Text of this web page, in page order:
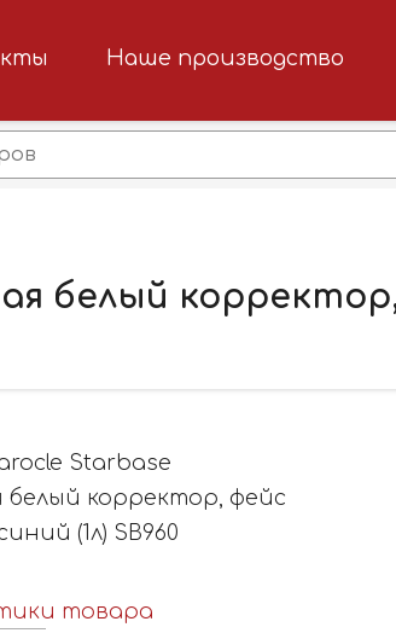
Наше производство
белый
Starbase
корректор, фейс
(1л) SB960
товара